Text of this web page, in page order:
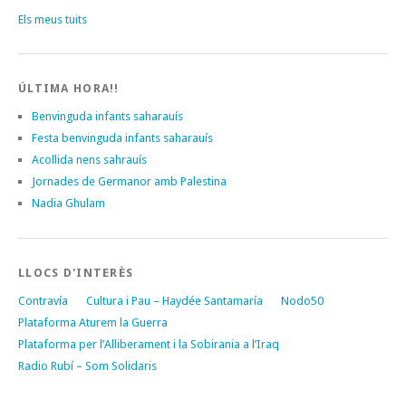
Els meus tuits
ÚLTIMA HORA!!
Benvinguda infants saharauís
Festa benvinguda infants saharauís
Acollida nens sahrauís
Jornades de Germanor amb Palestina
Nadia Ghulam
LLOCS D'INTERÈS
Contravía Cultura i Pau – Haydée Santamaría
Nodo50
Plataforma Aturem la Guerra
Plataforma per l’Alliberament i la Sobirania a l’Iraq
Radio Rubí – Som Solidaris